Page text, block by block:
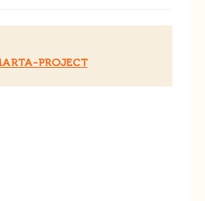
PROJECT